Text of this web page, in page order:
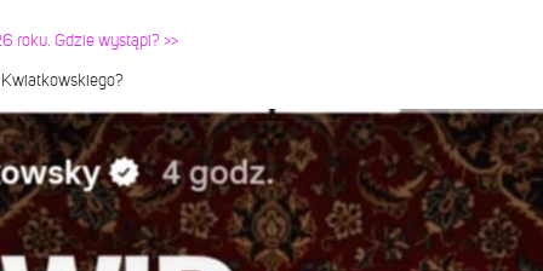
roku. Gdzie wystąpi? >>